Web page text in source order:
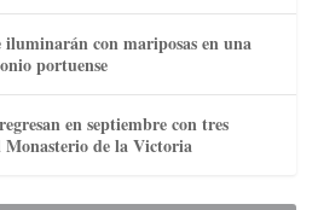
iluminarán con mariposas en una
portuense
en septiembre con tres
Monasterio de la Victoria